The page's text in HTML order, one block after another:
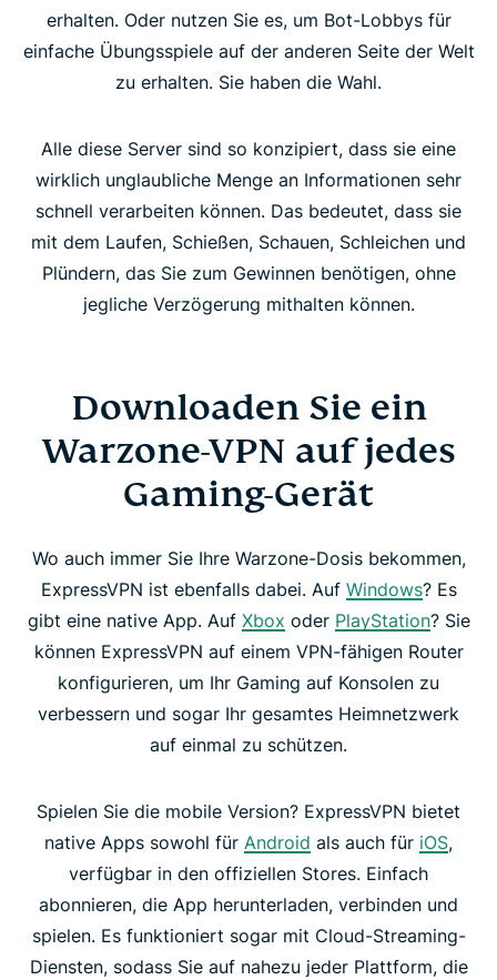
erhalten. Oder nutzen Sie es, um Bot-Lobbys für
einfache Übungsspiele auf der anderen Seite der Welt
zu erhalten. Sie haben die Wahl.
Alle diese Server sind so konzipiert, dass sie eine
wirklich unglaubliche Menge an Informationen sehr
schnell verarbeiten können. Das bedeutet, dass sie
mit dem Laufen, Schießen, Schauen, Schleichen und
Plündern, das Sie zum Gewinnen benötigen, ohne
jegliche Verzögerung mithalten können.
Downloaden Sie ein
Warzone-VPN auf jedes
Gaming-Gerät
Wo auch immer Sie Ihre Warzone-Dosis bekommen,
ExpressVPN ist ebenfalls dabei. Auf Windows? Es
gibt eine native App. Auf Xbox oder PlayStation? Sie
können ExpressVPN auf einem VPN-fähigen Router
konfigurieren, um Ihr Gaming auf Konsolen zu
verbessern und sogar Ihr gesamtes Heimnetzwerk
auf einmal zu schützen.
Spielen Sie die mobile Version? ExpressVPN bietet
native Apps sowohl für Android als auch für iOS,
verfügbar in den offiziellen Stores. Einfach
abonnieren, die App herunterladen, verbinden und
spielen. Es funktioniert sogar mit Cloud-Streaming-
Diensten, sodass Sie auf nahezu jeder Plattform, die